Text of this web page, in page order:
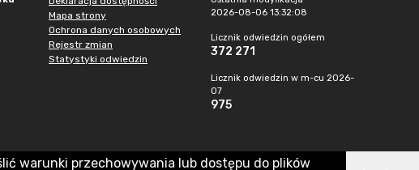
Mapa strony
Ochrona danych osobowych
Rejestr zmian
Statystyki odwiedzin
2026-08-06 13:32:08
Licznik odwiedzin ogółem
372 271
Licznik odwiedzin w m-cu 2026-
07
975
warunki przechowywania lub dostępu do plików